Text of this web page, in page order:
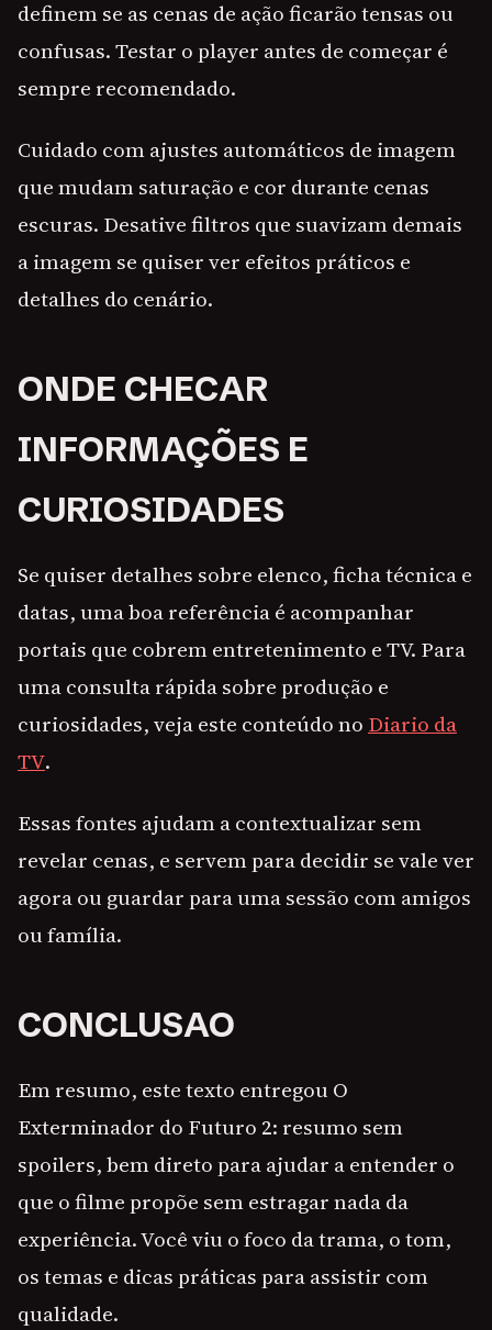
definem se as cenas de ação ficarão tensas ou
confusas. Testar o player antes de começar é
sempre recomendado.
Cuidado com ajustes automáticos de imagem
que mudam saturação e cor durante cenas
escuras. Desative filtros que suavizam demais
a imagem se quiser ver efeitos práticos e
detalhes do cenário.
ONDE CHECAR
INFORMAÇÕES E
CURIOSIDADES
Se quiser detalhes sobre elenco, ficha técnica e
datas, uma boa referência é acompanhar
portais que cobrem entretenimento e TV. Para
uma consulta rápida sobre produção e
curiosidades, veja este conteúdo no Diario da
TV.
Essas fontes ajudam a contextualizar sem
revelar cenas, e servem para decidir se vale ver
agora ou guardar para uma sessão com amigos
ou família.
CONCLUSAO
Em resumo, este texto entregou O
Exterminador do Futuro 2: resumo sem
spoilers, bem direto para ajudar a entender o
que o filme propõe sem estragar nada da
experiência. Você viu o foco da trama, o tom,
os temas e dicas práticas para assistir com
qualidade.